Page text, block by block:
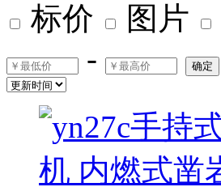
标价
图片
-
确定